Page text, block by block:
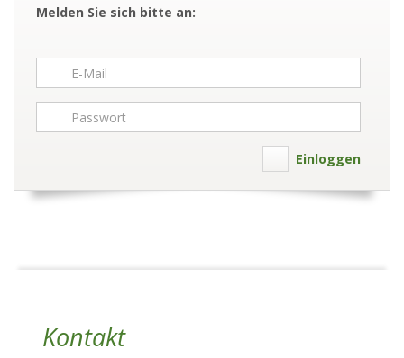
Melden Sie sich bitte an:
Einloggen
Kontakt